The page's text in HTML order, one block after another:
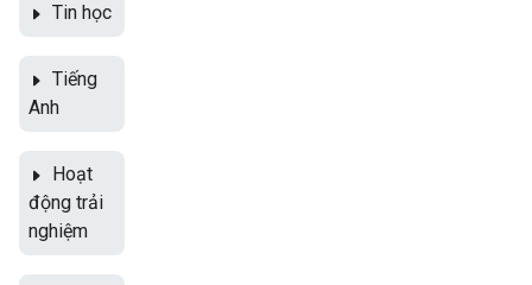
Tin học
Tiếng
Anh
Hoạt
động trải
nghiệm